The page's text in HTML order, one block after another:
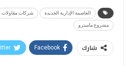
العاصمة الإدارية الجديدة شركات مقاولات
مشروع ماسترو
شارك Facebook